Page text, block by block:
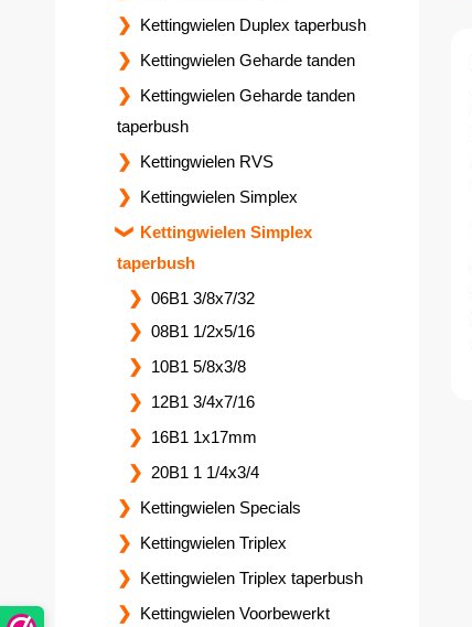
Kettingwielen Duplex taperbush
Kettingwielen Geharde tanden
Kettingwielen Geharde tanden
taperbush
Kettingwielen RVS
Kettingwielen Simplex
Kettingwielen Simplex
taperbush
06B1 3/8x7/32
08B1 1/2x5/16
10B1 5/8x3/8
12B1 3/4x7/16
16B1 1x17mm
20B1 1 1/4x3/4
Kettingwielen Specials
Kettingwielen Triplex
Kettingwielen Triplex taperbush
Kettingwielen Voorbewerkt